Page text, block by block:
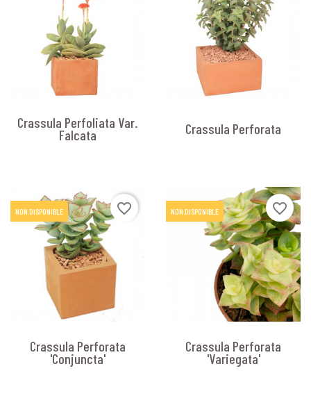
Crassula Perfoliata Var.
Falcata Crassula Perforata
NON DISPONIBLE favorite_border
Crassula Perforata
'Conjuncta'
NON DISPONIBLE favorite_border
Crassula Perforata
'Variegata'